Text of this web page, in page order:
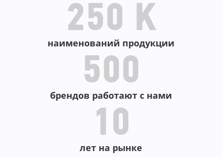
250 K
наименований продукции
500
брендов работают с нами
10
лет на рынке